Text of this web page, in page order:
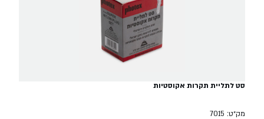
סט לתליית תקרות אקוסטיות
מק״ט: 7015